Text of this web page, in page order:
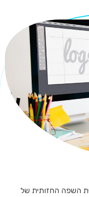
השפה החזותית של